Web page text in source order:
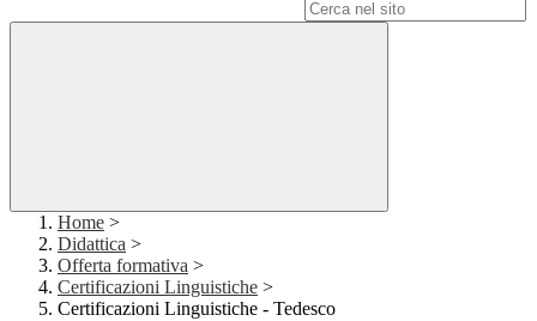
Home >
Didattica >
Offerta formativa >
Certificazioni Linguistiche >
Certificazioni Linguistiche - Tedesco